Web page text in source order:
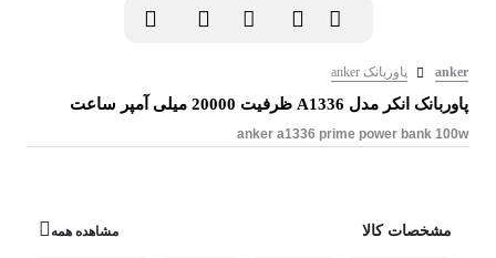
anker پاوربانک anker
پاوربانک انکر مدل A1336 ظرفیت 20000 میلی آمپر ساعت
anker a1336 prime power bank 100w
مشخصات کالا مشاهده همه